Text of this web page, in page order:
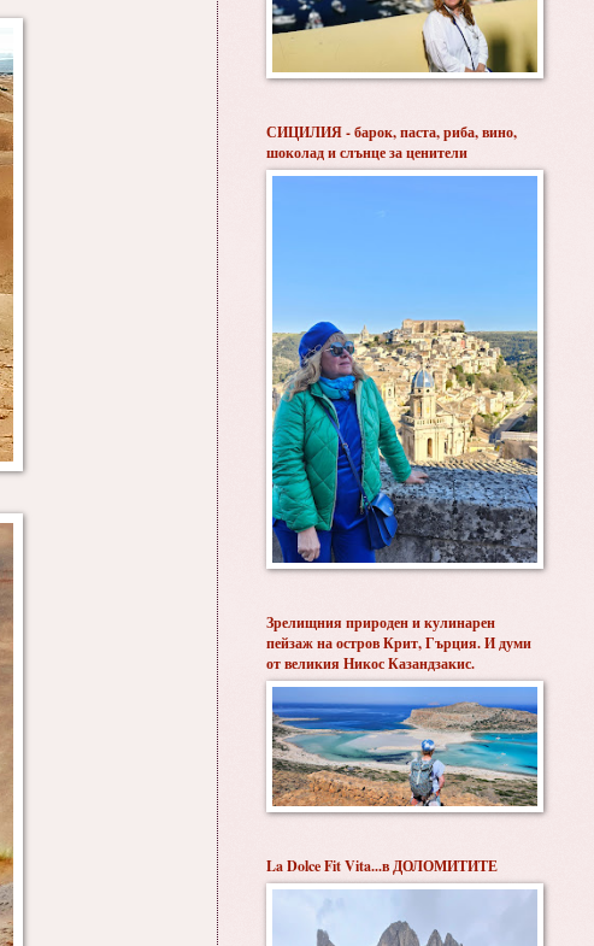
СИЦИЛИЯ - барок, паста, риба, вино,
шоколад и слънце за ценители
Зрелищния природен и кулинарен
пейзаж на остров Крит, Гърция. И думи
от великия Никос Казандзакис.
La Dolce Fit Vita...в ДОЛОМИТИТЕ